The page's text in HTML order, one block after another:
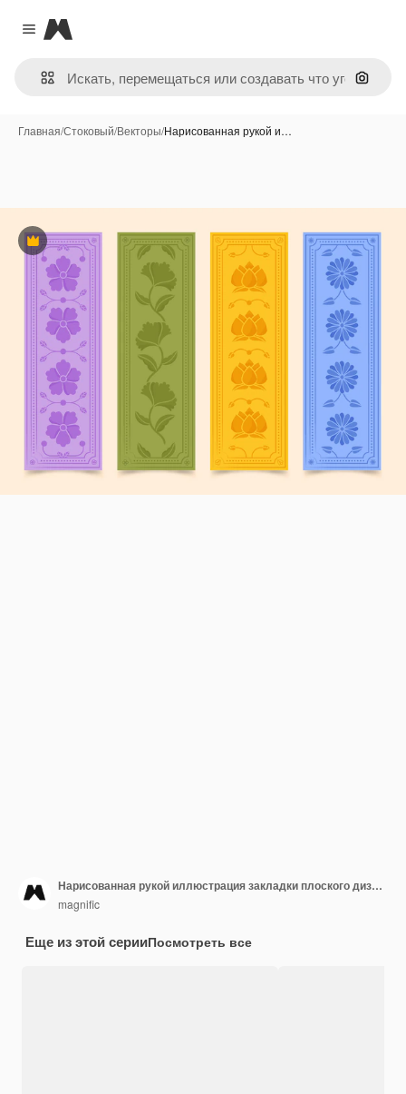
Close menu
Magnific
Поиск
Главная/Стоковый/Векторы/Нарисованная рукой и…
Премиум
Нарисованная рукой иллюстрация закладки плоского дизайна
magnific
Еще из этой серииПосмотреть все